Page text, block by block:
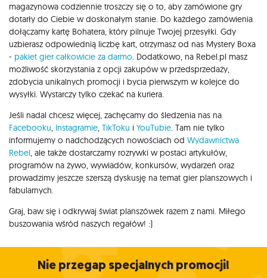
magazynowa codziennie troszczy się o to, aby zamówione gry
dotarły do Ciebie w doskonałym stanie. Do każdego zamówienia
dołączamy kartę Bohatera, który pilnuje Twojej przesyłki. Gdy
uzbierasz odpowiednią liczbę kart, otrzymasz od nas Mystery Boxa
- pakiet gier całkowicie za darmo. Dodatkowo, na Rebel.pl masz
możliwość skorzystania z opcji zakupów w przedsprzedaży,
zdobycia unikalnych promocji i bycia pierwszym w kolejce do
wysyłki. Wystarczy tylko czekać na kuriera.
Jeśli nadal chcesz więcej, zachęcamy do śledzenia nas na
Facebooku, Instagramie, TikToku i YouTubie. Tam nie tylko
informujemy o nadchodzących nowościach od Wydawnictwa
Rebel, ale także dostarczamy rozrywki w postaci artykułów,
programów na żywo, wywiadów, konkursów, wydarzeń oraz
prowadzimy jeszcze szerszą dyskusję na temat gier planszowych i
fabularnych.
Graj, baw się i odkrywaj świat planszówek razem z nami. Miłego
buszowania wśród naszych regałów! :)
Nie przegap specjalnych promocji!